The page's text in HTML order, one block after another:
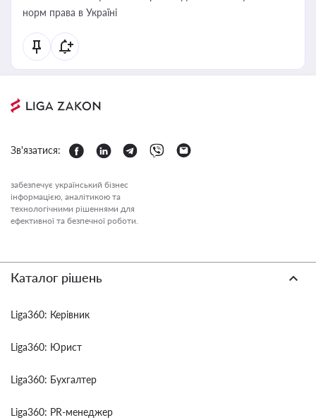
норм права в Україні
Зв'язатися:
забезпечує український бізнес
інформацією, аналітикою та
технологічними рішеннями для
ефективної та безпечної роботи.
Каталог рішень
Liga360: Керівник
Liga360: Юрист
Liga360: Бухгалтер
Liga360: PR-менеджер